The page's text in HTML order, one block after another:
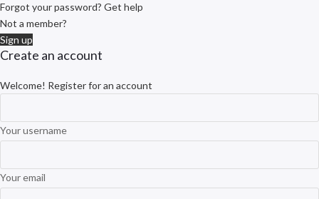
Forgot your password? Get help
Not a member?
Sign up
Create an account
Welcome! Register for an account
Your username
Your email